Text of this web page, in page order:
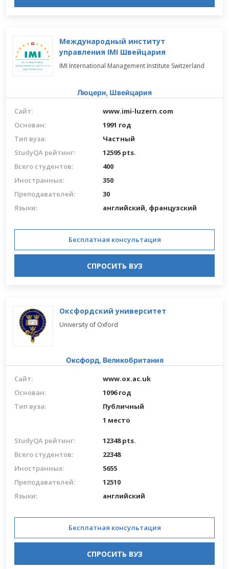
Международный институт
управления IMI Швейцария
IMI International Management Institute Switzerland
Люцерн, Швейцария
Сайт:
www.imi-luzern.com
Основан:
1991 год
Тип вуза:
Частный
StudyQA рейтинг:
12595 pts.
Всего студентов:
400
Иностранных:
350
Преподавателей:
30
Языки:
английский, французский
Бесплатная консультация
СПРОСИТЬ ВУЗ
Оксфордский университет
University of Oxford
Оксфорд, Великобритания
Сайт:
www.ox.ac.uk
Основан:
1096 год
Тип вуза:
Публичный
1 место
StudyQA рейтинг:
12348 pts.
Всего студентов:
22348
Иностранных:
5655
Преподавателей:
12510
Языки:
английский
Бесплатная консультация
СПРОСИТЬ ВУЗ